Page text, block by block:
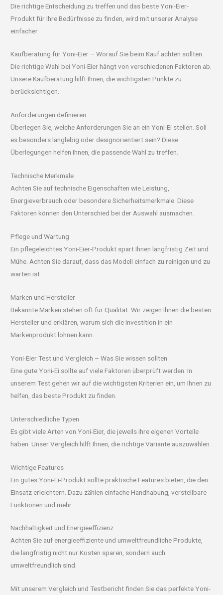
Die richtige Entscheidung zu treffen und das beste Yoni-Eier-
Produkt für Ihre Bedürfnisse zu finden, wird mit unserer Analyse
einfacher.
Kaufberatung für Yoni-Eier – Worauf Sie beim Kauf achten sollten
Die richtige Wahl bei Yoni-Eier hängt von verschiedenen Faktoren ab.
Unsere Kaufberatung hilft Ihnen, die wichtigsten Punkte zu
berücksichtigen.
Anforderungen definieren
Überlegen Sie, welche Anforderungen Sie an ein Yoni-Ei stellen. Soll
es besonders langlebig oder designorientiert sein? Diese
Überlegungen helfen Ihnen, die passende Wahl zu treffen.
Technische Merkmale
Achten Sie auf technische Eigenschaften wie Leistung,
Energieverbrauch oder besondere Sicherheitsmerkmale. Diese
Faktoren können den Unterschied bei der Auswahl ausmachen.
Pflege und Wartung
Ein pflegeleichtes Yoni-Eier-Produkt spart Ihnen langfristig Zeit und
Mühe. Achten Sie darauf, dass das Modell einfach zu reinigen und zu
warten ist.
Marken und Hersteller
Bekannte Marken stehen oft für Qualität. Wir zeigen Ihnen die besten
Hersteller und erklären, warum sich die Investition in ein
Markenprodukt lohnen kann.
Yoni-Eier Test und Vergleich – Was Sie wissen sollten
Eine gute Yoni-Ei sollte auf viele Faktoren überprüft werden. In
unserem Test gehen wir auf die wichtigsten Kriterien ein, um Ihnen zu
helfen, das beste Produkt zu finden.
Unterschiedliche Typen
Es gibt viele Arten von Yoni-Eier, die jeweils ihre eigenen Vorteile
haben. Unser Vergleich hilft Ihnen, die richtige Variante auszuwählen.
Wichtige Features
Ein gutes Yoni-Ei-Produkt sollte praktische Features bieten, die den
Einsatz erleichtern. Dazu zählen einfache Handhabung, verstellbare
Funktionen und mehr.
Nachhaltigkeit und Energieeffizienz
Achten Sie auf energieeffiziente und umweltfreundliche Produkte,
die langfristig nicht nur Kosten sparen, sondern auch
umweltfreundlich sind.
Mit unserem Vergleich und Testbericht finden Sie das perfekte Yoni-